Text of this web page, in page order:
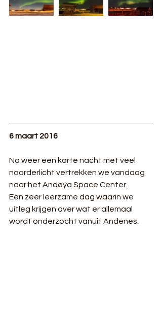
6 maart 2016
Na weer een korte nacht met veel
noorderlicht vertrekken we vandaag
naar het Andøya Space Center.
Een zeer leerzame dag waarin we
uitleg krijgen over wat er allemaal
wordt onderzocht vanuit Andenes.